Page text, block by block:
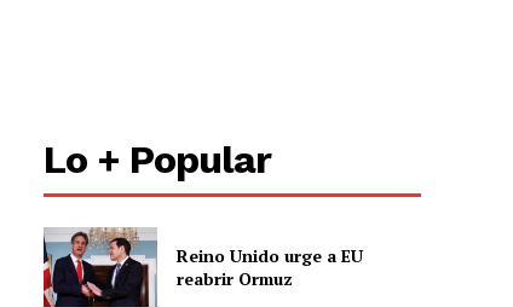
Lo + Popular
Reino Unido urge a EU
reabrir Ormuz